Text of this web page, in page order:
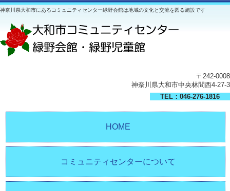
神奈川県大和市にあるコミュニティセンター緑野会館は地域の文化と交流を図る施設です
〒242-0008
神奈川県大和市中央林間西4-27-3
TEL：046-276-1816
HOME
コミュニティセンターについて